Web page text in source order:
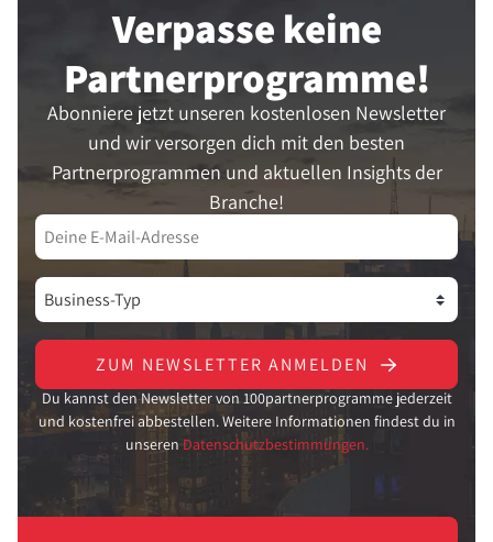
Verpasse keine
Partner­programme!
Abonniere jetzt unseren kostenlosen Newsletter
und wir versorgen dich mit den besten
Partnerprogrammen und aktuellen Insights der
Branche!
ZUM NEWSLETTER ANMELDEN
Du kannst den Newsletter von 100partnerprogramme jederzeit
und kostenfrei abbestellen. Weitere Informationen findest du in
unseren Datenschutzbestimmungen.